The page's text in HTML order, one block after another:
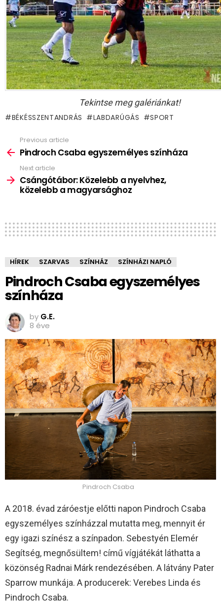
Tekintse meg galériánkat!
BÉKÉSSZENTANDRÁS LABDARÚGÁS SPORT
more
Previous article
Pindroch Csaba egyszemélyes színháza
Next article
Csángótábor: Közelebb a nyelvhez,
közelebb a magyarsághoz
HÍREK SZARVAS SZÍNHÁZ SZÍNHÁZI NAPLÓ
Pindroch Csaba egyszemélyes
színháza
by G.E.
8 éve
Pindroch Csaba
A 2018. évad záróestje előtti napon Pindroch Csaba
egyszemélyes színházzal mutatta meg, mennyit ér
egy igazi színész a színpadon. Sebestyén Elemér
Segítség, megnősültem! című vígjátékát láthatta a
közönség Radnai Márk rendezésében. A látvány Pater
Sparrow munkája. A producerek: Verebes Linda és
Pindroch Csaba.